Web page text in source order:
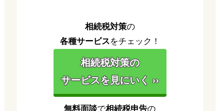
相続税対策の
各種サービスをチェック！
相続税対策の
サービスを見にいく ››
無料面談で相続税申告の